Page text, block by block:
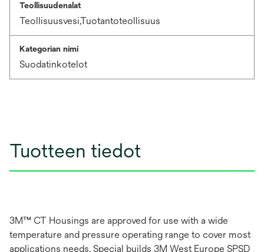
Teollisuudenalat
Teollisuusvesi,Tuotantoteollisuus
Kategorian nimi
Suodatinkotelot
Tuotteen tiedot
3M™ CT Housings are approved for use with a wide
temperature and pressure operating range to cover most
applications needs. Special builds 3M West Europe SPSD